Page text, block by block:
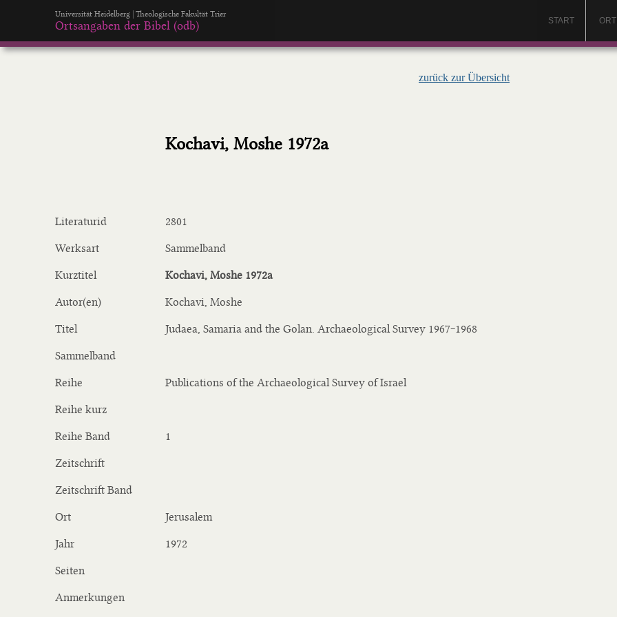
Universität Heidelberg | Theologische Fakultät Trier
Ortsangaben der Bibel (odb) START
zurück zur Übersicht
Kochavi, Moshe 1972a
Literaturid 2801
Werksart Sammelband
Kurztitel Kochavi, Moshe 1972a
Autor(en) Kochavi, Moshe
Titel Judaea, Samaria and the Golan. Archaeological Survey 1967‒1968
Sammelband
Reihe Publications of the Archaeological Survey of Israel
Reihe kurz
Reihe Band 1
Zeitschrift
Zeitschrift Band
Ort Jerusalem
Jahr 1972
Seiten
Anmerkungen